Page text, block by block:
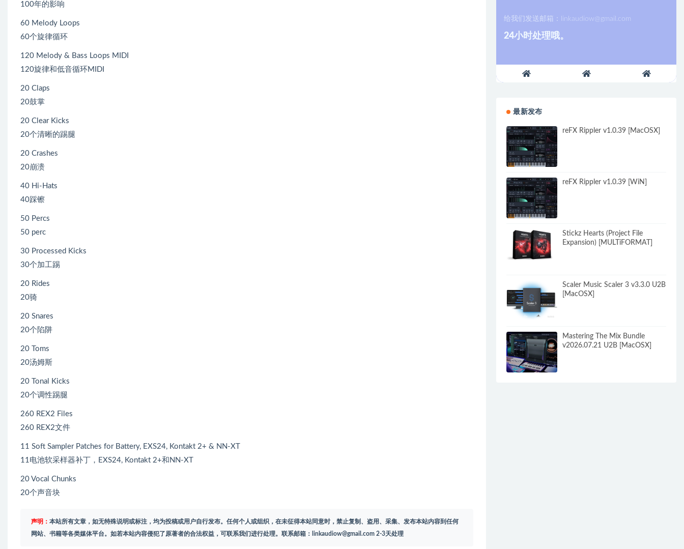
100年的影响
60 Melody Loops
60个旋律循环
120 Melody & Bass Loops MIDI
120旋律和低音循环MIDI
20 Claps
20鼓掌
20 Clear Kicks
20个清晰的踢腿
20 Crashes
20崩溃
40 Hi-Hats
40踩镲
50 Percs
50 perc
30 Processed Kicks
30个加工踢
20 Rides
20骑
20 Snares
20个陷阱
20 Toms
20汤姆斯
20 Tonal Kicks
20个调性踢腿
260 REX2 Files
260 REX2文件
11 Soft Sampler Patches for Battery, EXS24, Kontakt 2+ & NN-XT
11电池软采样器补丁，EXS24, Kontakt 2+和NN-XT
20 Vocal Chunks
20个声音块
声明： 本站所有文章，如无特殊说明或标注，均为投稿或用户自行发布。任何个人或组织，在未征得本站同意时，禁止复制、盗用、采集、发布本站内容到任何
网站、书籍等各类媒体平台。如若本站内容侵犯了原著者的合法权益，可联系我们进行处理。联系邮箱： linkaudiow@gmail.com 2-3天处理
给我们发送邮箱： linkaudiow@gmail.com
24小时处理哦。
最新发布
reFX Rippler v1.0.39 [MacOSX]
reFX Rippler v1.0.39 [WiN]
Stickz Hearts (Project File
Expansion) [MULTiFORMAT]
Scaler Music Scaler 3 v3.3.0 U2B
[MacOSX]
Mastering The Mix Bundle
v2026.07.21 U2B [MacOSX]